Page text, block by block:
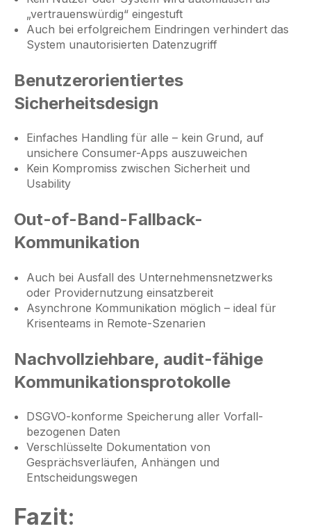
„vertrauenswürdig“ eingestuft
Auch bei erfolgreichem Eindringen verhindert das
System unautorisierten Datenzugriff
Benutzerorientiertes
Sicherheitsdesign
Einfaches Handling für alle – kein Grund, auf
unsichere Consumer-Apps auszuweichen
Kein Kompromiss zwischen Sicherheit und
Usability
Out-of-Band-Fallback-
Kommunikation
Auch bei Ausfall des Unternehmensnetzwerks
oder Providernutzung einsatzbereit
Asynchrone Kommunikation möglich – ideal für
Krisenteams in Remote-Szenarien
Nachvollziehbare, audit-fähige
Kommunikationsprotokolle
DSGVO-konforme Speicherung aller Vorfall-
bezogenen Daten
Verschlüsselte Dokumentation von
Gesprächsverläufen, Anhängen und
Entscheidungswegen
Fazit: